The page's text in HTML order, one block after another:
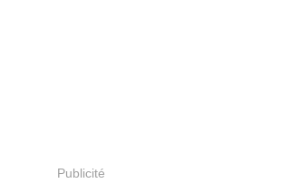
Publicité